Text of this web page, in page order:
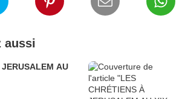
aussi
AU